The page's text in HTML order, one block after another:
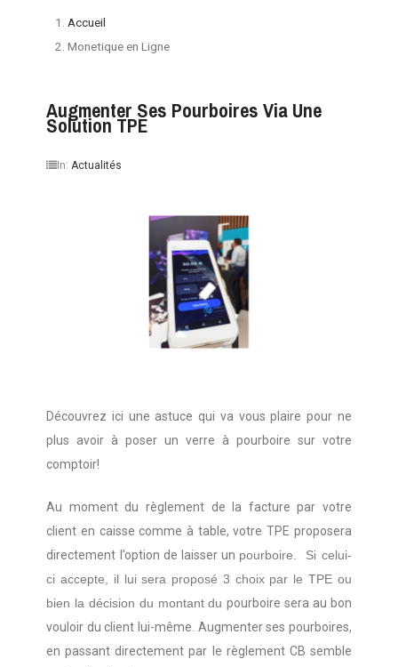
Accueil
Monetique en Ligne
Augmenter Ses Pourboires Via Une
Solution TPE
In:Actualités
Découvrez ici une astuce qui va vous plaire pour ne
plus avoir à poser un verre à pourboire sur votre
comptoir!
Au moment du règlement de la facture par votre
client en caisse comme à table, votre TPE proposera
directement l’option de laisser un pourboire. Si celui-
ci accepte, il lui sera proposé 3 choix par le TPE ou
bien la décision du montant dupourboire sera au bon
vouloir du client lui-même. Augmenter ses pourboires,
en passant directement par le règlement CB semble